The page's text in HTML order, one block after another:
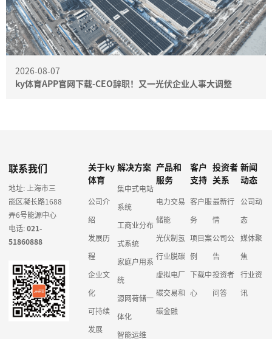
2026-08-07
ky体育APP官网下载-CEO辞职！又一光伏企业人事大调整
联系我们
地址: 上海市三
能区凝长路1688
弄6号能源中心
电话:021-
51860888
关于ky
体育
公司介
绍
发展历
程
企业文
化
可持续
发展
解决方案
集中式电站
系统
工商业分布
式系统
家庭户用系
统
源网荷储一
体化
智能运维
产品和
服务
电力交易
储能
光伏制氢
行业脱碳
虚拟电厂
碳交易和
碳金融
客户
支持
客户服
务
项目案
例
下载中
心
投资者
关系
最新行
情
公司公
告
投资者
问答
新闻
动态
公司动
态
媒体聚
焦
行业资
讯